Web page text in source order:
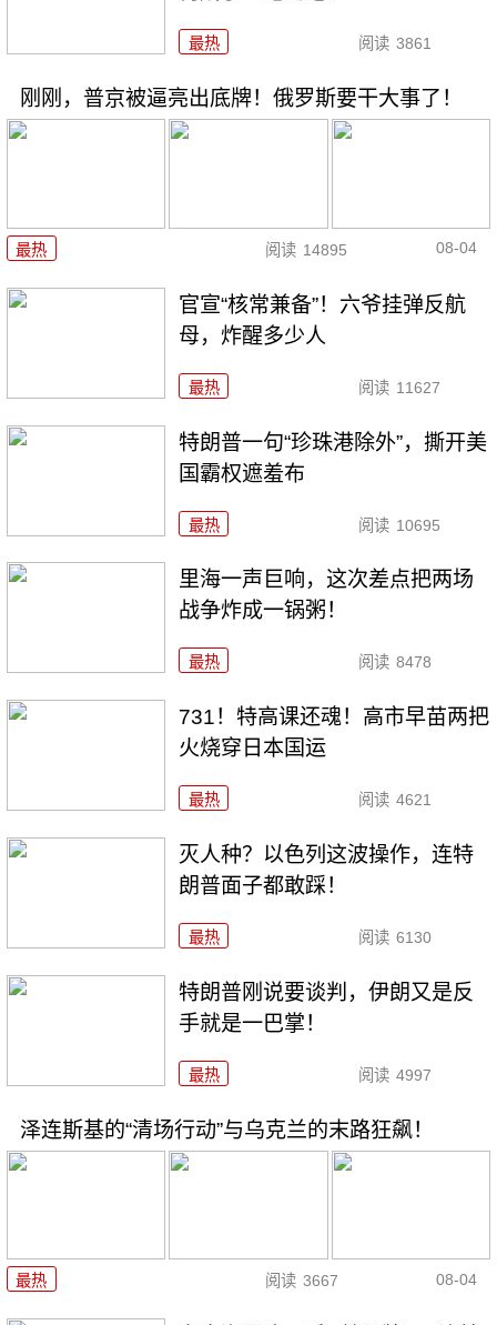
最热 阅读 3861
刚刚，普京被逼亮出底牌！俄罗斯要干大事了！
最热 阅读 14895 08-04
官宣“核常兼备”！六爷挂弹反航
母，炸醒多少人
最热 阅读 11627
特朗普一句“珍珠港除外”，撕开美
国霸权遮羞布
最热 阅读 10695
里海一声巨响，这次差点把两场
战争炸成一锅粥！
最热 阅读 8478
731！特高课还魂！高市早苗两把
火烧穿日本国运
最热 阅读 4621
灭人种？以色列这波操作，连特
朗普面子都敢踩！
最热 阅读 6130
特朗普刚说要谈判，伊朗又是反
手就是一巴掌！
最热 阅读 4997
泽连斯基的“清场行动”与乌克兰的末路狂飙！
最热 阅读 3667 08-04